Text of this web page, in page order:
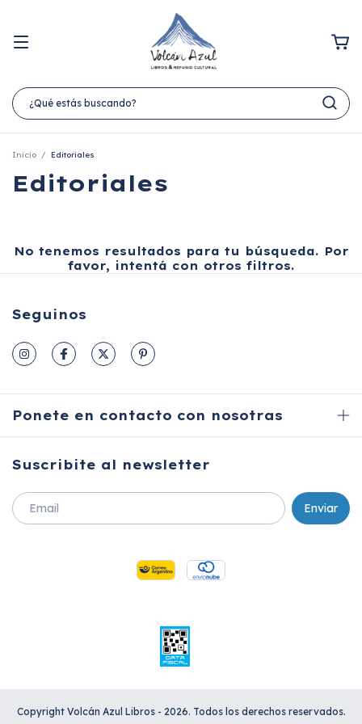
Inicio / Editoriales
Editoriales
No tenemos resultados para tu búsqueda. Por
favor, intentá con otros filtros.
Seguinos
Ponete en contacto con nosotras
Suscribite al newsletter
Copyright Volcán Azul Libros - 2026. Todos los derechos reservados.